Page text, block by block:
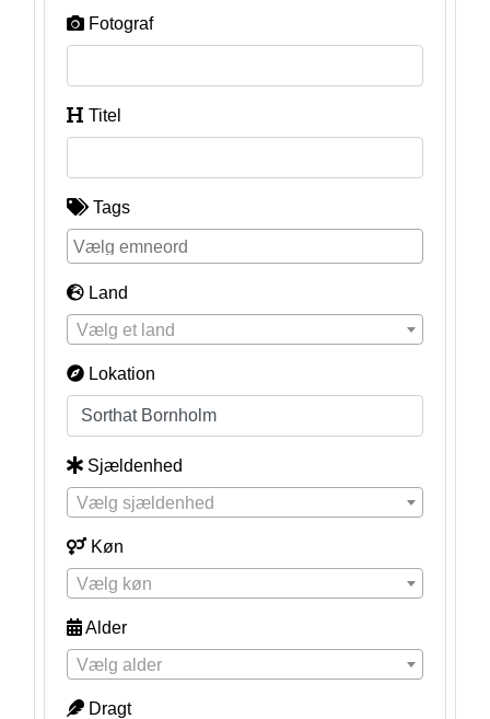
Fotograf
Titel
Tags
Land
Vælg et land
Lokation
Sjældenhed
Vælg sjældenhed
Køn
Vælg køn
Alder
Vælg alder
Dragt